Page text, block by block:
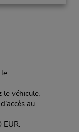
le
le véhicule,
au
EUR.